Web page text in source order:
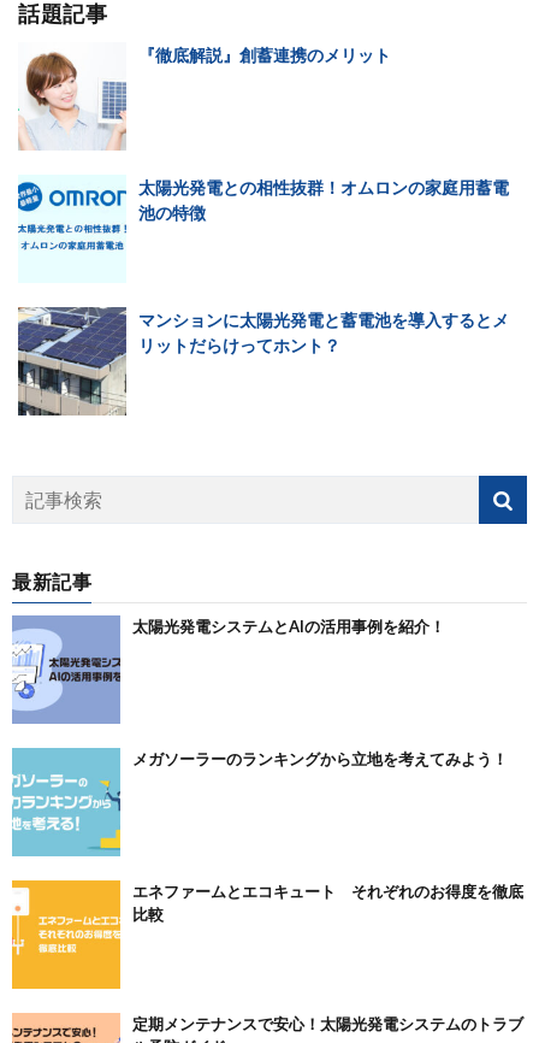
話題記事
『徹底解説』創蓄連携のメリット
太陽光発電との相性抜群！オムロンの家庭用蓄電
池の特徴
マンションに太陽光発電と蓄電池を導入するとメ
リットだらけってホント？
最新記事
太陽光発電システムとAIの活用事例を紹介！
メガソーラーのランキングから立地を考えてみよう！
エネファームとエコキュート それぞれのお得度を徹底
比較
定期メンテナンスで安心！太陽光発電システムのトラブ